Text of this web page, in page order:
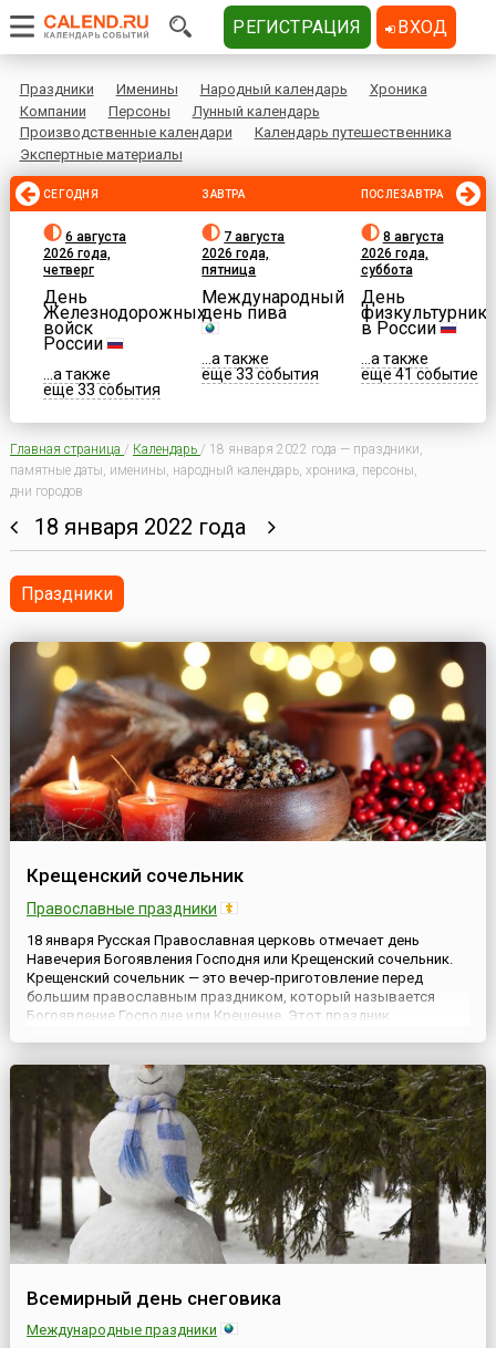
Праздники Именины Народный календарь
Хроника
Компании
Персоны
Лунный календарь
Производственные календари
Календарь путешественника
Экспертные материалы
СЕГОДНЯ
6 августа
2026 года,
четверг
День
Железнодорожных
войск
России
...а также
еще 33 события
ЗАВТРА
7 августа
2026 года,
пятница
Международный
день пива
...а также
еще 33 события
ПОСЛЕЗАВТРА
8 августа
2026 года,
суббота
День
физкультурника
в России
...а также
еще 41 событие
Главная страница / Календарь / 18 января 2022 года — праздники,
памятные даты, именины, народный календарь, хроника, персоны,
дни городов
18 января 2022 года
Праздники
Крещенский сочельник
Православные праздники
18 января Русская Православная церковь отмечает день
Навечерия Богоявления Господня или Крещенский сочельник.
Крещенский сочельник — это вечер-приготовление перед
большим православным праздником, который называется
Богоявление Господне или Крещение. Этот праздник
Предтечей (Крестителем...
Всемирный день снеговика
Международные праздники
РЕГИСТРАЦИЯ ВХОД